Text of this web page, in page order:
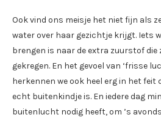
Ook vind ons meisje het niet fijn als
water over haar gezichtje krijgt. Iets
brengen is naar de extra zuurstof
gekregen. En het gevoel van ‘frisse
herkennen we ook heel erg in het feit
echt buitenkindje is. En iedere dag
buitenlucht nodig heeft, om ’s